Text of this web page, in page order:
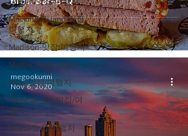
Mackinac Island-맛집/
여행지
Madison-맛집/여행지
Malibu -맛집/여행지
Maui-맛집/여행지
Mexican Hat-맛집/여
행지
Miami-맛집/여행지
megookunni
Nov 6, 2020